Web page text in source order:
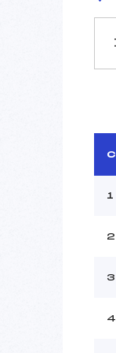
1
2
3
4